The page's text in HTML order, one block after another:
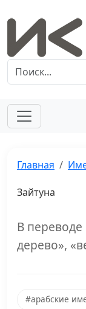
Главная
Зайтуна
В переводе
дерево»,
#арабские